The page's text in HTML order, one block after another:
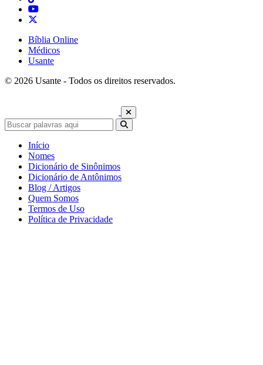
Bíblia Online
Médicos
Usante
© 2026 Usante - Todos os direitos reservados.
Início
Nomes
Dicionário de Sinônimos
Dicionário de Antônimos
Blog / Artigos
Quem Somos
Termos de Uso
Política de Privacidade